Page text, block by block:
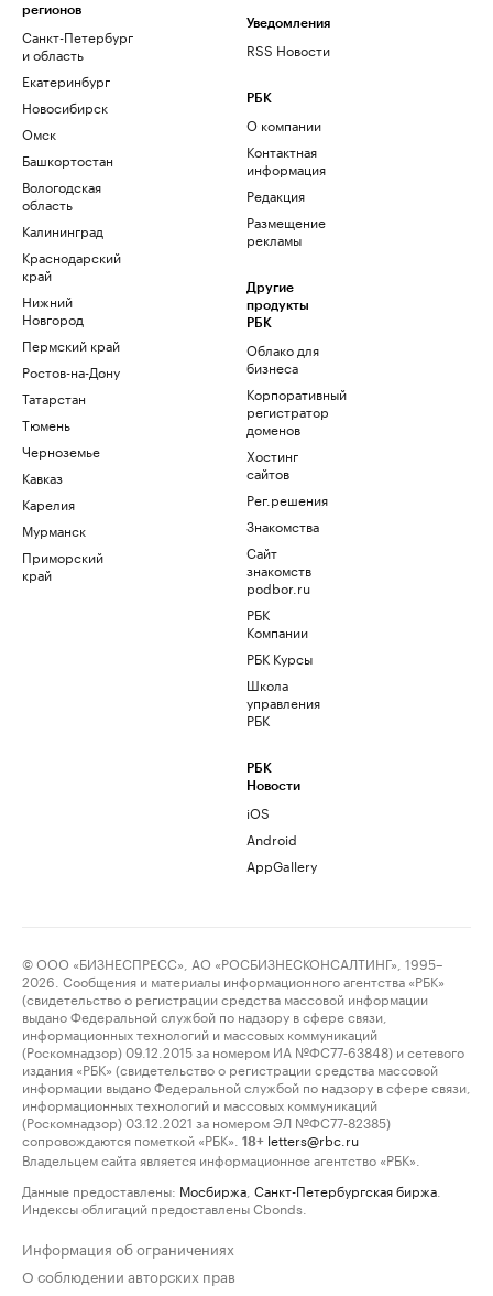
регионов
Санкт-Петербург
и область
Екатеринбург
Новосибирск
Омск
Башкортостан
Вологодская
область
Калининград
Краснодарский
край
Нижний
Новгород
Пермский край
Ростов-на-Дону
Татарстан
Тюмень
Черноземье
Кавказ
Карелия
Мурманск
Приморский
край
Уведомления
RSS Новости
РБК
О компании
Контактная
информация
Редакция
Размещение
рекламы
Другие
продукты
РБК
Облако для
бизнеса
Корпоративный
регистратор
доменов
Хостинг
сайтов
Рег.решения
Знакомства
Сайт
знакомств
podbor.ru
РБК
Компании
РБК Курсы
Школа
управления
РБК
РБК
Новости
iOS
Android
AppGallery
© ООО «БИЗНЕСПРЕСС», АО «РОСБИЗНЕСКОНСАЛТИНГ», 1995–
2026. Сообщения и материалы информационного агентства «РБК»
(свидетельство о регистрации средства массовой информации
выдано Федеральной службой по надзору в сфере связи,
информационных технологий и массовых коммуникаций
(Роскомнадзор) 09.12.2015 за номером ИА №ФС77-63848) и сетевого
издания «РБК» (свидетельство о регистрации средства массовой
информации выдано Федеральной службой по надзору в сфере связи,
информационных технологий и массовых коммуникаций
(Роскомнадзор) 03.12.2021 за номером ЭЛ №ФС77-82385)
сопровождаются пометкой «РБК».
18+ letters@rbc.ru
Владельцем сайта является информационное агентство «РБК».
Данные предоставлены: Мосбиржа Санкт-Петербургская биржа
Индексы облигаций предоставлены Cbonds.
Информация об ограничениях
О соблюдении авторских прав